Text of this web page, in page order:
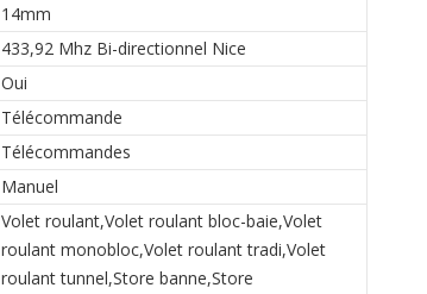
14mm
433,92 Mhz Bi-directionnel Nice
Oui
Télécommande
Télécommandes
Manuel
Volet roulant,Volet roulant bloc-baie,Volet
roulant monobloc,Volet roulant tradi,Volet
roulant tunnel,Store banne,Store